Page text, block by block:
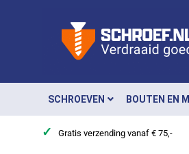
SCHROEVEN BOUTEN EN
✓ Gratis verzending vanaf € 75,-